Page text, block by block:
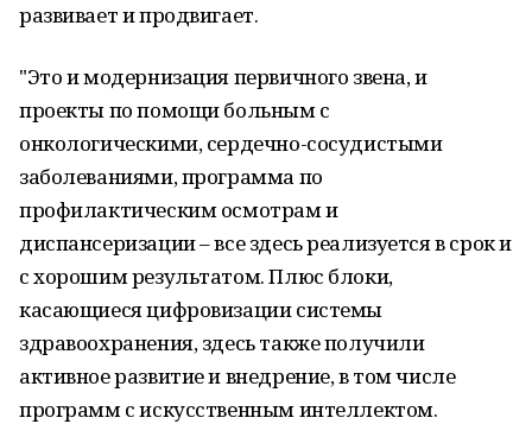
развивает и продвигает.
"Это и модернизация первичного звена, и
проекты по помощи больным с
онкологическими, сердечно-сосудистыми
заболеваниями, программа по
профилактическим осмотрам и
диспансеризации – все здесь реализуется в срок и
с хорошим результатом. Плюс блоки,
касающиеся цифровизации системы
здравоохранения, здесь также получили
активное развитие и внедрение, в том числе
программ с искусственным интеллектом.